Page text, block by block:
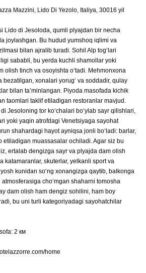
Mazzini, Lido Di Yezolo, Italiya, 30016 yil
Lido di Jesoloda, qumli plyajdan bir necha
joylashgan. Bu hudud yumshoq iqlimi va
bilan ajralib turadi. Sohil Alp togʻlari
sababli, bu yerda kuchli shamollar yoki
olish tinch va osoyishta oʻtadi. Mehmonxona
bezatilgan, xonalari yorugʻ va soddadir, qulay
bilan taʼminlangan. Piyoda masofada kichik
taomlari taklif etiladigan restoranlar mavjud.
Jesoloning tor koʻchalari boʻylab sayr qilishlari,
yoki yaqin atrofdagi Venetsiyaga sayohat
shahardagi hayot ayniqsa jonli boʻladi: barlar,
etiladigan muassasalar ochiladi. Agar siz bu
ertalab dengizga sayr va plyajda dam olish
katamaranlar, skuterlar, yelkanli sport va
kunidan soʻng xonangizga qaytib, balkonga
choʻmgan shaharni tomosha
dam olish ham dengiz sohilini, ham boy
bu uni turli kategoriyadagi sayohatchilar
2 км
home